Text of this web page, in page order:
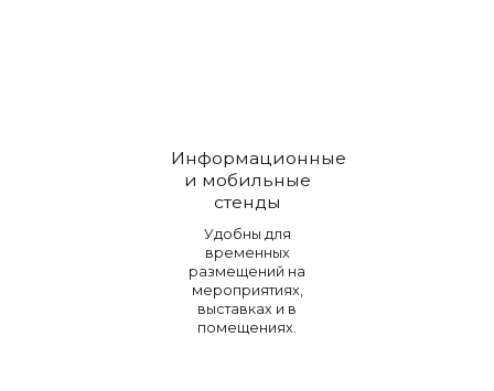
Информационные
и мобильные
стенды
Удобны для
временных
размещений на
мероприятиях,
выставках и в
помещениях.